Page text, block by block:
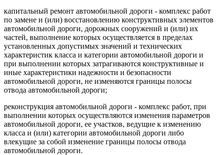
капитальный ремонт автомобильной дороги - комплекс работ
по замене и (или) восстановлению конструктивных элементов
автомобильной дороги, дорожных сооружений и (или) их
частей, выполнение которых осуществляется в пределах
установленных допустимых значений и технических
характеристик класса и категории автомобильной дороги и
при выполнении которых затрагиваются конструктивные и
иные характеристики надежности и безопасности
автомобильной дороги, не изменяются границы полосы
отвода автомобильной дороги;
реконструкция автомобильной дороги - комплекс работ, при
выполнении которых осуществляются изменения параметров
автомобильной дороги, ее участков, ведущие к изменению
класса и (или) категории автомобильной дороги либо
влекущие за собой изменение границы полосы отвода
автомобильной дороги.